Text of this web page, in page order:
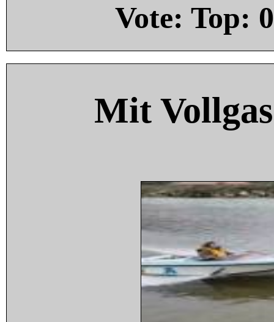
Vote: Top: 0
Mit